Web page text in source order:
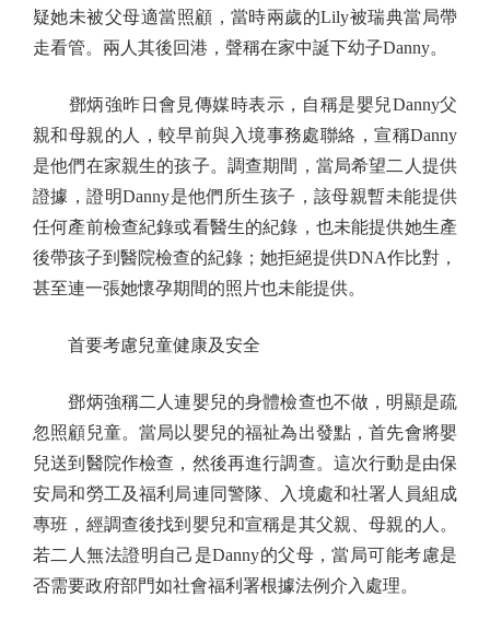
疑她未被父母適當照顧，當時兩歲的Lily被瑞典當局帶
走看管。兩人其後回港，聲稱在家中誕下幼子Danny。
鄧炳強昨日會見傳媒時表示，自稱是嬰兒Danny父
親和母親的人，較早前與入境事務處聯絡，宣稱Danny
是他們在家親生的孩子。調查期間，當局希望二人提供
證據，證明Danny是他們所生孩子，該母親暫未能提供
任何產前檢查紀錄或看醫生的紀錄，也未能提供她生產
後帶孩子到醫院檢查的紀錄；她拒絕提供DNA作比對，
甚至連一張她懷孕期間的照片也未能提供。
首要考慮兒童健康及安全
鄧炳強稱二人連嬰兒的身體檢查也不做，明顯是疏
忽照顧兒童。當局以嬰兒的福祉為出發點，首先會將嬰
兒送到醫院作檢查，然後再進行調查。這次行動是由保
安局和勞工及福利局連同警隊、入境處和社署人員組成
專班，經調查後找到嬰兒和宣稱是其父親、母親的人。
若二人無法證明自己是Danny的父母，當局可能考慮是
否需要政府部門如社會福利署根據法例介入處理。